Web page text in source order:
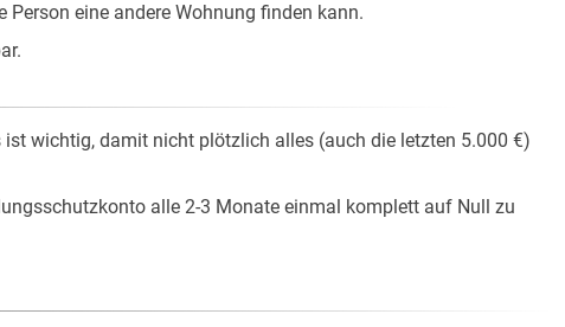
eine andere Wohnung finden kann.
wichtig, damit nicht plötzlich alles (auch die letzten 5.000 €)
alle 2-3 Monate einmal komplett auf Null zu